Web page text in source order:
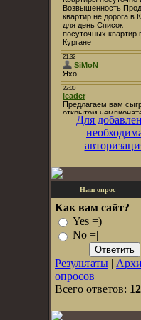
Для
Наш опрос
Как вам сайт?
Yes =)
No =|
Результаты |
опросов
Всего ответов: